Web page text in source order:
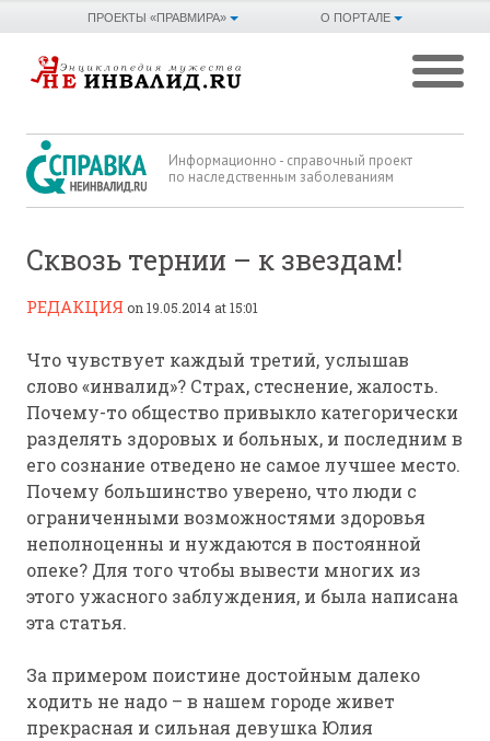
О ПОРТАЛЕ
ПРОЕКТЫ «ПРАВМИРА»
Информационно - справочный проект
по наследственным заболеваниям
Сквозь тернии – к звездам!
РЕДАКЦИЯ on 19.05.2014 at 15:01
Что чувствует каждый третий, услышав
слово «инвалид»? Страх, стеснение, жалость.
Почему-то общество привыкло категорически
разделять здоровых и больных, и последним в
его сознание отведено не самое лучшее место.
Почему большинство уверено, что люди с
ограниченными возможностями здоровья
неполноценны и нуждаются в постоянной
опеке? Для того чтобы вывести многих из
этого ужасного заблуждения, и была написана
эта статья.
За примером поистине достойным далеко
ходить не надо – в нашем городе живет
прекрасная и сильная девушка Юлия